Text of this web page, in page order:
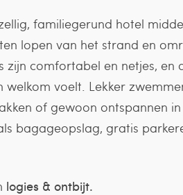
familiegerund hotel
lopen van het strand en
zijn comfortabel en netjes,
voelt. Lekker
of gewoon ontspannen
bagageopslag, gratis
logies & ontbijt.